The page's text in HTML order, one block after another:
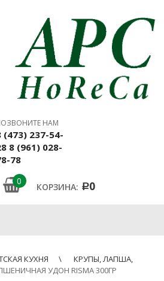
НАМ
(473) 237-54-
8 (961) 028-
78
0
КОРЗИНА: Р0
КУХНЯ
КРУПЫ, ЛАПША,
УДОН RISMA 300ГР